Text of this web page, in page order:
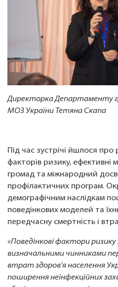
Директорка Департаменту
МОЗ України Тетяна Скапа
Під час зустрічі йшлося
факторів ризику, ефективні
громад та міжнародний
профілактичних програм.
демографічним наслідкам
поведінкових моделей та
передчасну смертність і
«Поведінкові фактори
визначальними чинниками
втрат здоров’я населення
поширення неінфекційних